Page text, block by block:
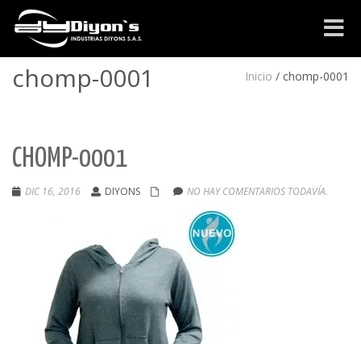
chomp-0001 Inicio / chomp-0001
CHOMP-0001
DIC 16, 2016 DIYONS NO HAY COMENTARIOS TODAVÍA.